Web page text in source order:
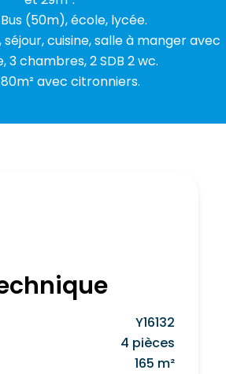
(50m), école, lycée.
cuisine, salle à manger avec
3 chambres, 2 SDB 2 wc.
avec citronniers.
Y16132
4 pièces
165 m²